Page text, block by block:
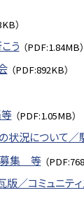
）
う （PDF:1.84MB）
（PDF:892KB）
（PDF:1.05MB）
状況について／
募集 等 （
／コミュニテ